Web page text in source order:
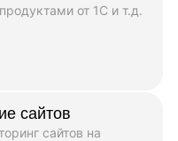
от 1C и т.д.
сайтов
сайтов на